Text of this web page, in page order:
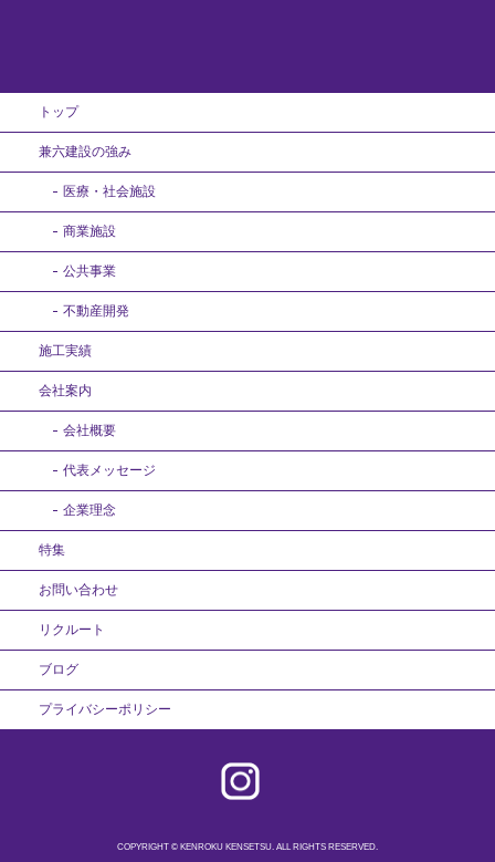
トップ
兼六建設の強み
医療・社会施設
商業施設
公共事業
不動産開発
施工実績
会社案内
会社概要
代表メッセージ
企業理念
特集
お問い合わせ
リクルート
ブログ
プライバシーポリシー
COPYRIGHT © KENROKU KENSETSU. ALL RIGHTS RESERVED.